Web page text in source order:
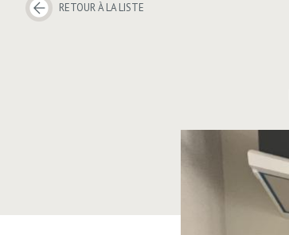
RETOUR À LA LISTE